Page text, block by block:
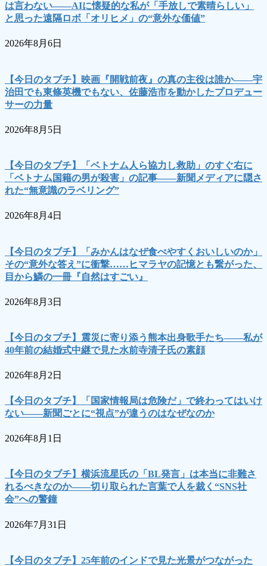
は言わない――AIに懐疑的な私が「手放しで素晴らしい」
と思った遠隔ロボ「オリヒメ」の“意外な価値”
2026年8月6日
【今日のタブチ】映画『開戦前夜』の真の主役は誰か――宇
治田でも東條英機でもない、佐藤浩市を動かしたプロデュー
サーの力量
2026年8月5日
【今日のタブチ】「ベトナム人ら協力し救助」のすぐ右に
「ベトナム国籍の男が殺害」の記事――新聞メディアに隠さ
れた“無意識のラベリング”
2026年8月4日
【今日のタブチ】「みかんはなぜ食べやすくおいしいのか」
その“意外な答え”に衝撃……ヒマラヤの記憶とも繋がった、
目から鱗の一冊『自然はすごい』
2026年8月3日
【今日のタブチ】震災に寄り添う熊本出身歌手たち――私が
40年前の結婚式中継で見た水前寺清子氏の素顔
2026年8月2日
【今日のタブチ】「国家情報局は危険だ」で終わってはいけ
ない――新聞ごとに“視点”が違うのはなぜなのか
2026年8月1日
【今日のタブチ】横浜流星氏の「BL発言」は本当に非難さ
れるべきなのか――切り取られた言葉で人を裁く“SNS社
会”への警鐘
2026年7月31日
【今日のタブチ】25年前のインドで見た光景がつながった